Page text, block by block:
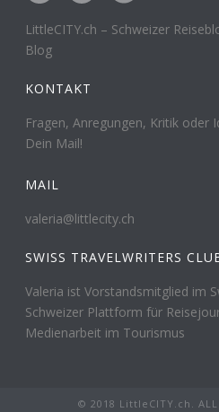
LittleCITY.ch – Schweizer
Blog
KONTAKT
Fragen, Anregungen, Kritik oder
Dein Mail!
MAIL
valeria@littlecity.ch
SWISS TRAVELWRITERS
Valeria ist Vorstandsmitglied im
Schweizer Plattform für
Medienarbeit im Tourismus
© 2018 LittleCITY.ch. ALL